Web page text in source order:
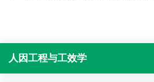
人因工程与工效学